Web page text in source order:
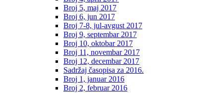
Broj 5, maj 2017
Broj 6, jun 2017
Broj 7-8, jul-avgust 2017
Broj 9, septembar 2017
Broj 10, oktobar 2017
Broj 11, novembar 2017
Broj 12, decembar 2017
Sadržaj časopisa za 2016.
Broj 1, januar 2016
Broj 2, februar 2016